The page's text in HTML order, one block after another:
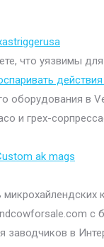
что уязвимы
оборудования в
и грех-
ak mags
с
заводчиков в